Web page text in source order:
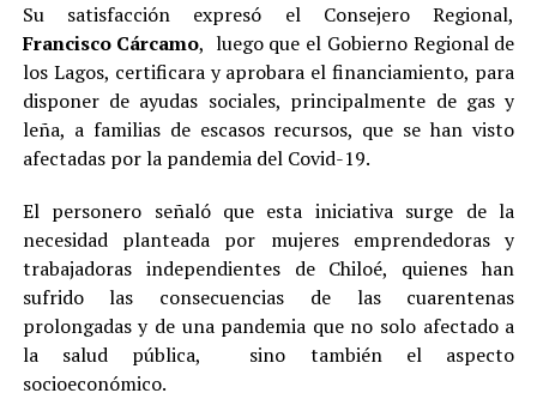
Su satisfacción expresó el Consejero Regional,
Francisco Cárcamo, luego que el Gobierno Regional de
los Lagos, certificara y aprobara el financiamiento, para
disponer de ayudas sociales, principalmente de gas y
leña, a familias de escasos recursos, que se han visto
afectadas por la pandemia del Covid-19.
El personero señaló que esta iniciativa surge de la
necesidad planteada por mujeres emprendedoras y
trabajadoras independientes de Chiloé, quienes han
sufrido las consecuencias de las cuarentenas
prolongadas y de una pandemia que no solo afectado a
la salud pública, sino también el aspecto
socioeconómico.